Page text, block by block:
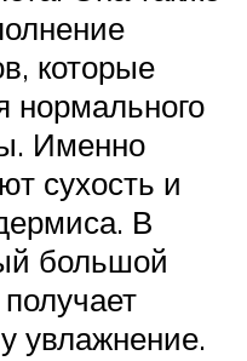
которые
нормального
Именно
сухость и
В
большой
увлажнение.